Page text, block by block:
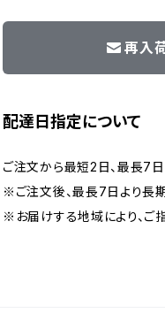
再入
配達日指定について
ご注文から最短2日、最長7
※ご注文後、最長7日より長
※お届けする地域により、ご